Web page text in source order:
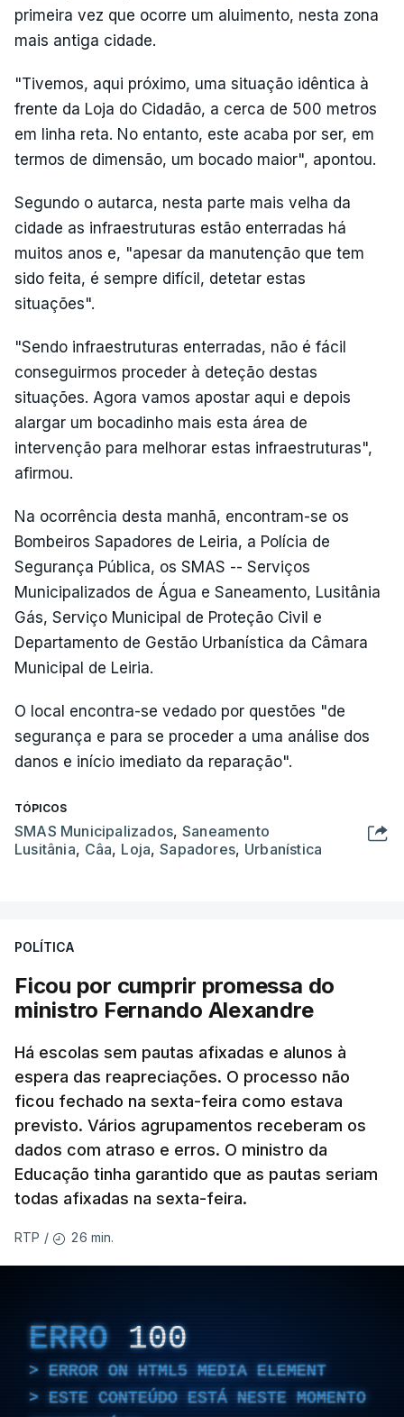
primeira vez que ocorre um aluimento, nesta zona
mais antiga cidade.
"Tivemos, aqui próximo, uma situação idêntica à
frente da Loja do Cidadão, a cerca de 500 metros
em linha reta. No entanto, este acaba por ser, em
termos de dimensão, um bocado maior", apontou.
Segundo o autarca, nesta parte mais velha da
cidade as infraestruturas estão enterradas há
muitos anos e, "apesar da manutenção que tem
sido feita, é sempre difícil, detetar estas
situações".
"Sendo infraestruturas enterradas, não é fácil
conseguirmos proceder à deteção destas
situações. Agora vamos apostar aqui e depois
alargar um bocadinho mais esta área de
intervenção para melhorar estas infraestruturas",
afirmou.
Na ocorrência desta manhã, encontram-se os
Bombeiros Sapadores de Leiria, a Polícia de
Segurança Pública, os SMAS -- Serviços
Municipalizados de Água e Saneamento, Lusitânia
Gás, Serviço Municipal de Proteção Civil e
Departamento de Gestão Urbanística da Câmara
Municipal de Leiria.
O local encontra-se vedado por questões "de
segurança e para se proceder a uma análise dos
danos e início imediato da reparação".
TÓPICOS
SMAS Municipalizados, Saneamento
Lusitânia, Câa, Loja,Sapadores, Urbanística
POLÍTICA
Ficou por cumprir promessa do
ministro Fernando Alexandre
Há escolas sem pautas afixadas e alunos à
espera das reapreciações. O processo não
ficou fechado na sexta-feira como estava
previsto. Vários agrupamentos receberam os
dados com atraso e erros. O ministro da
Educação tinha garantido que as pautas seriam
todas afixadas na sexta-feira.
RTP / 26 min.
ERRO 100
ERROR ON HTML5 MEDIA ELEMENT
ESTE CONTEÚDO ESTÁ NESTE MOMENTO